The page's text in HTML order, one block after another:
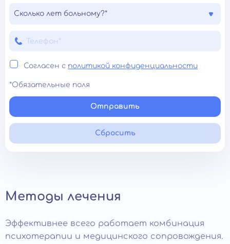
Сколько лет больному?*
Согласен с политикой конфиденциальности
*Обязательные поля
Отправить
Сбросить
Методы лечения
Эффективнее всего работает комбинация
психотерапии и медицинского сопровождения.